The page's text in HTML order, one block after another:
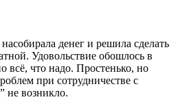
денег и решила сделать
Удовольствие обошлось в
всё, что надо. Простенько, но
при сотрудничестве с
не возникло.